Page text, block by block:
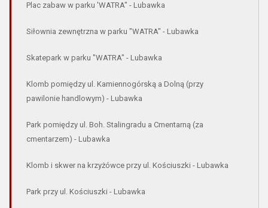
Plac zabaw w parku 'WATRA" - Lubawka
Siłownia zewnętrzna w parku "WATRA" - Lubawka
Skatepark w parku "WATRA" - Lubawka
Klomb pomiędzy ul. Kamiennogórską a Dolną (przy
pawilonie handlowym) - Lubawka
Park pomiędzy ul. Boh. Stalingradu a Cmentarną (za
cmentarzem) - Lubawka
Klomb i skwer na krzyżówce przy ul. Kościuszki - Lubawka
Park przy ul. Kościuszki - Lubawka